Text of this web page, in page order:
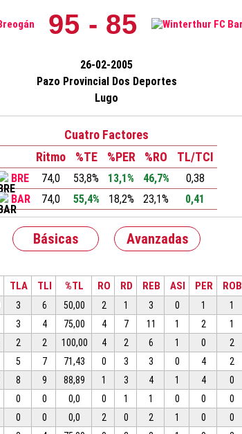
95 - 85
26-02-2005
Pazo Provincial Dos Deportes
Lugo
Cuatro Factores
Ritmo
%TE %PER %RO TL/TCI
BRE 74,0 53,8% 13,1% 46,7%
0,38
BAR
74,0 55,4% 18,2% 23,1% 0,41
Básicas Avanzadas
TLA TLI %TL RO RD REB ASI PER ROB
3 6 50,00 2 1 3 0 1 1
3 4 75,00 4 7 11 1 2 1
2 2 100,00 4 2 6 1 0 2
5 7 71,43 0 3 3 0 4 2
8 9 88,89 1 3 4 1 4 0
0 0 0,0 0 1 1 0 0 0
0 0 0,0 2 0 2 1 0 0